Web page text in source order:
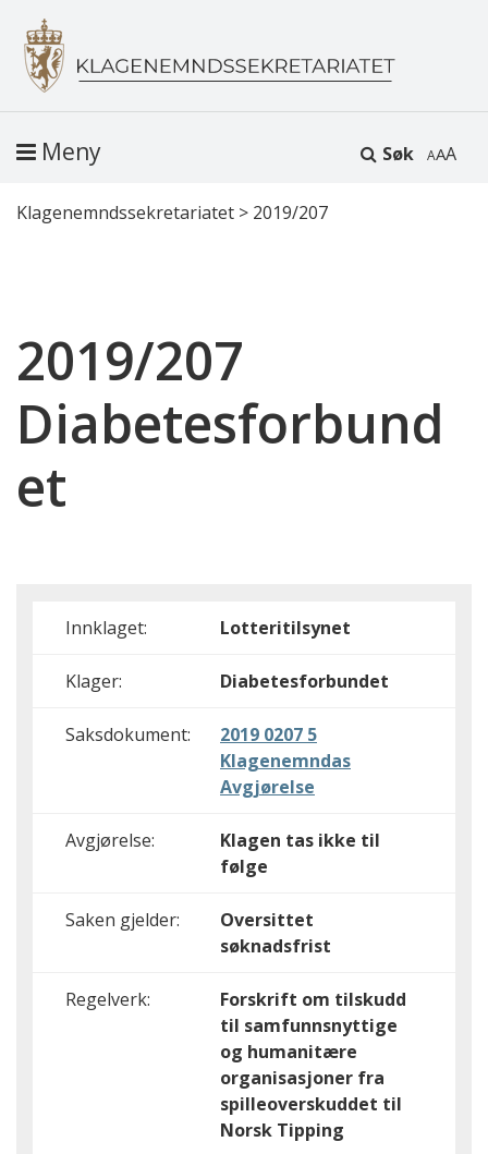
Søk A
Meny
Klagenemndssekretariatet > 2019/207
2019/207
Diabetesforbund
et
Innklaget: Lotteritilsynet
Klager: Diabetesforbundet
Saksdokument:
2019 0207 5
Klagenemndas
Avgjørelse
Avgjørelse:
Klagen tas ikke til
følge
Saken gjelder:
Oversittet
søknadsfrist
Regelverk:
Forskrift om tilskudd
til samfunnsnyttige
og humanitære
organisasjoner fra
spilleoverskuddet til
Norsk Tipping